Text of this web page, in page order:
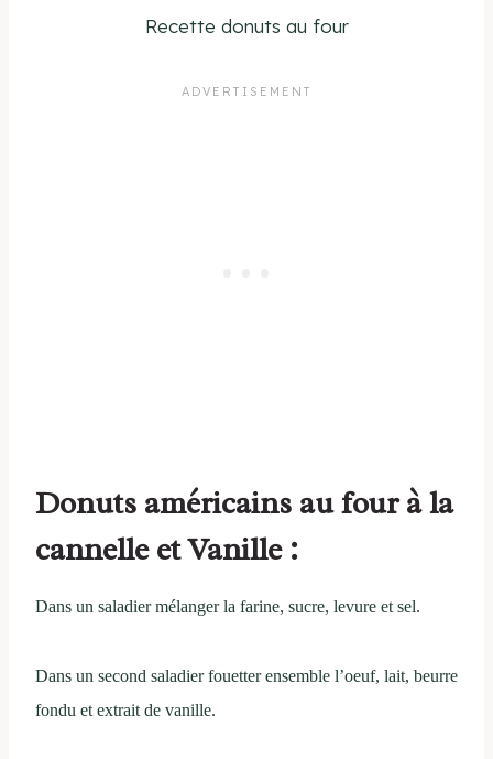
Recette donuts au four
Donuts américains au four à la
cannelle et Vanille :
Dans un saladier mélanger la farine, sucre, levure et sel.
Dans un second saladier fouetter ensemble l’oeuf, lait, beurre
fondu et extrait de vanille.